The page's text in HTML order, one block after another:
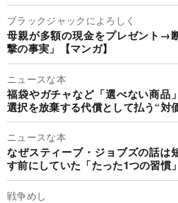
ブラックジャックによろしく
母親が多額の現金をプレゼント→
撃の事実」【マンガ】
ニュースな本
福袋やガチャなど「選べない商品
選択を放棄する代償として払う“対
ニュースな本
なぜスティーブ・ジョブズの話は
す前にしていた「たった1つの習慣」
戦争めし